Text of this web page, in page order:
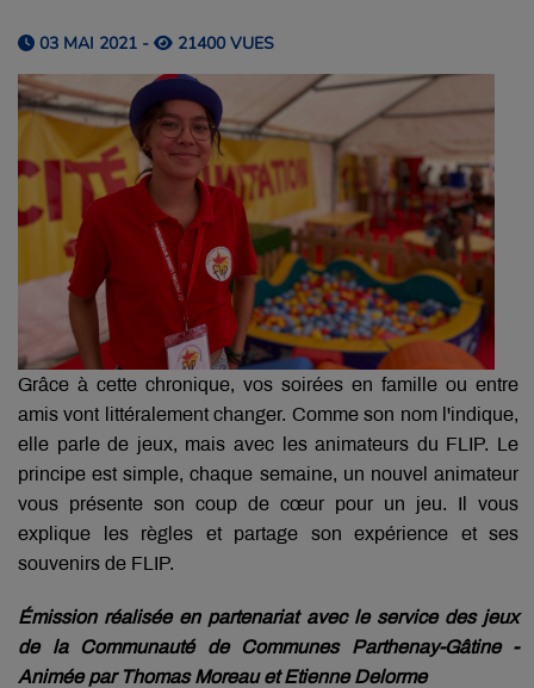
03 MAI 2021 - 21400 VUES
Grâce à cette chronique, vos soirées en famille ou entre
amis vont littéralement changer. Comme son nom l'indique,
elle parle de jeux, mais avec les animateurs du FLIP. Le
principe est simple, chaque semaine, un nouvel animateur
vous présente son coup de cœur pour un jeu. Il vous
explique les règles et partage son expérience et ses
souvenirs de FLIP.
Émission réalisée en partenariat avec le service des jeux
de la Communauté de Communes Parthenay-Gâtine -
Animée par Thomas Moreau et Etienne Delorme